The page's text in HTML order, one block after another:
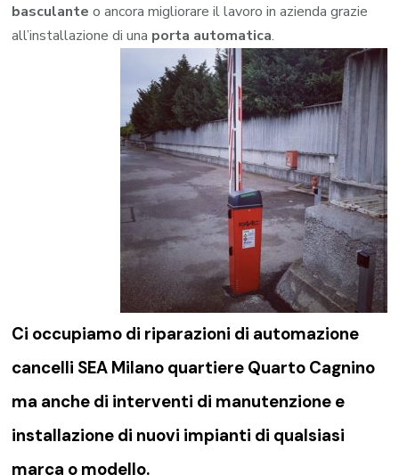
basculante o ancora migliorare il lavoro in azienda grazie
all’installazione di una porta automatica.
Ci occupiamo di riparazioni di automazione
cancelli SEA Milano quartiere Quarto Cagnino
ma anche di interventi di manutenzione e
installazione di nuovi impianti di qualsiasi
marca o modello.